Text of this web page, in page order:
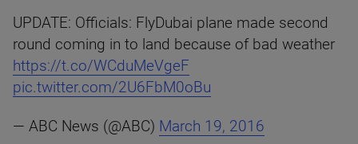
UPDATE: Officials: FlyDubai plane made second
round coming in to land because of bad weather
https://t.co/WCduMeVgeF
pic.twitter.com/2U6FbM0oBu
— ABC News (@ABC) March 19, 2016